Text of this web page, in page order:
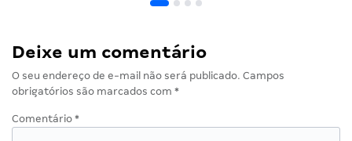
Deixe um comentário
O seu endereço de e-mail não será publicado. Campos
obrigatórios são marcados com *
Comentário *